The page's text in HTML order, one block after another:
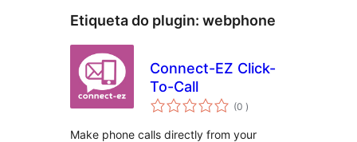
Etiqueta do plugin: webphone
Connect-EZ Click-
To-Call
(0 classificações
)
Make phone calls directly from your